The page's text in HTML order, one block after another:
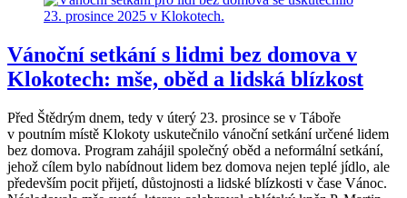
Vánoční setkání s lidmi bez domova v
Klokotech: mše, oběd a lidská blízkost
Před Štědrým dnem, tedy v úterý 23. prosince se v Táboře
v poutním místě Klokoty uskutečnilo vánoční setkání určené lidem
bez domova. Program zahájil společný oběd a neformální setkání,
jehož cílem bylo nabídnout lidem bez domova nejen teplé jídlo, ale
především pocit přijetí, důstojnosti a lidské blízkosti v čase Vánoc.